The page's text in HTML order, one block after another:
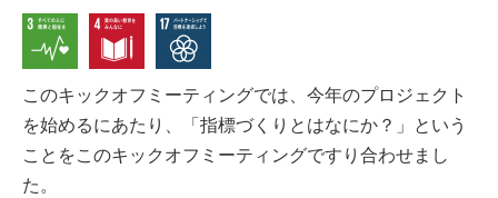
このキックオフミーティングでは、今年のプロジェクト
を始めるにあたり、「指標づくりとはなにか？」という
ことをこのキックオフミーティングですり合わせまし
た。